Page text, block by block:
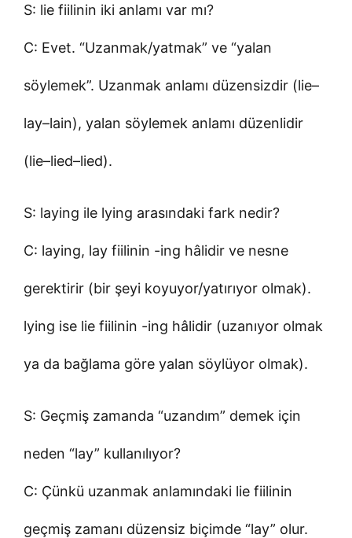
S: lie fiilinin iki anlamı var mı?
C: Evet. “Uzanmak/yatmak” ve “yalan
söylemek”. Uzanmak anlamı düzensizdir (lie–
lay–lain), yalan söylemek anlamı düzenlidir
(lie–lied–lied).
S: laying ile lying arasındaki fark nedir?
C: laying, lay fiilinin -ing hâlidir ve nesne
gerektirir (bir şeyi koyuyor/yatırıyor olmak).
lying ise lie fiilinin -ing hâlidir (uzanıyor olmak
ya da bağlama göre yalan söylüyor olmak).
S: Geçmiş zamanda “uzandım” demek için
neden “lay” kullanılıyor?
C: Çünkü uzanmak anlamındaki lie fiilinin
geçmiş zamanı düzensiz biçimde “lay” olur.